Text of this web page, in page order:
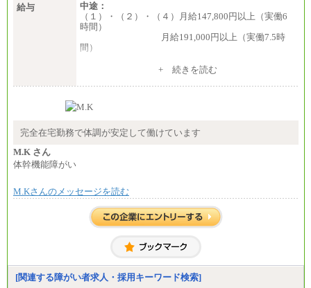
給与
中途：
（１）・（２）・（４）月給147,800円以上（実働6
時間）
月給191,000円以上（実働7.5時
間）
（３）月給191,000円以上（実働7.5時間）
（５）月給147,800円以上（実働6時間）
時給 1,226円（実働4.5時間）
間額換算額）
・退職金相当手当 37円
ざいません。
+ 続きを読む
完全在宅勤務で体調が安定して働けています
M.K さん
体幹機能障がい
M.Kさんのメッセージを読む
[関連する障がい者求人・採用キーワード検索]